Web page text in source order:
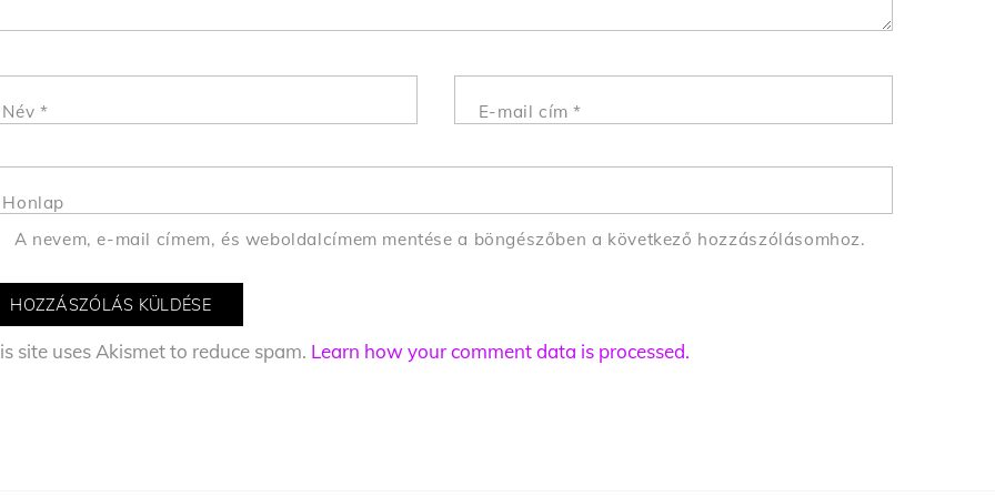
Név * E-mail cím*
Honlap
A nevem, e-mail címem, és weboldalcímem mentése a böngészőben a következő hozzászólásomhoz.
site uses Akismet to reduce spam. Learn how your comment data is processed.